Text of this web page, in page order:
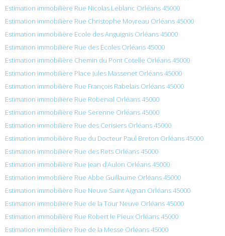
Estimation immobilière Rue Nicolas Leblanc Orléans 45000
Estimation immobilière Rue Christophe Moyreau Orléans 45000
Estimation immobilière Ecole des Anguignis Orléans 45000
Estimation immobilière Rue des Écoles Orléans 45000
Estimation immobilière Chemin du Pont Cotelle Orléans 45000
Estimation immobilière Place Jules Massenet Orléans 45000
Estimation immobilière Rue François Rabelais Orléans 45000
Estimation immobilière Rue Roberval Orléans 45000
Estimation immobilière Rue Serenne Orléans 45000
Estimation immobilière Rue des Cerisiers Orléans 45000
Estimation immobilière Rue du Docteur Paul Breton Orléans 45000
Estimation immobilière Rue des Rets Orléans 45000
Estimation immobilière Rue Jean d’Aulon Orléans 45000
Estimation immobilière Rue Abbe Guillaume Orléans 45000
Estimation immobilière Rue Neuve Saint Aignan Orléans 45000
Estimation immobilière Rue de la Tour Neuve Orléans 45000
Estimation immobilière Rue Robert le Pieux Orléans 45000
Estimation immobilière Rue de la Messe Orléans 45000